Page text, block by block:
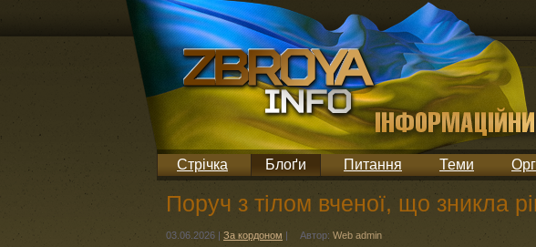
Стрічка Блоґи Питання Теми
Поруч з тілом вченої, що зникла
03.06.2026 | За кордоном | Автор: Web admin